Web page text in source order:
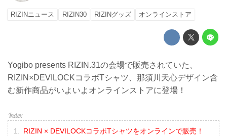
RIZINニュース RIZIN30 RIZINグッズ オンラインストア
Yogibo presents RIZIN.31の会場で販売されていた、
RIZIN×DEVILOCKコラボTシャツ、那須川天心デザイン含
む新作商品がいよいよオンラインストアに登場！
RIZIN × DEVILOCKコラボTシャツをオンラインで販売！